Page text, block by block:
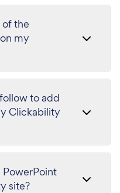
of the
my
to add
Clickability
PowerPoint
site?